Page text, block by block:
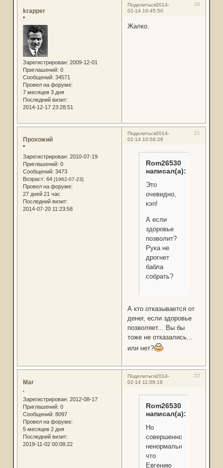
Поделиться 20
2014-
02-14 10:45:50
krapper
*
Зарегистрирован: 2009-12-01
Приглашений: 0
Сообщений: 34571
Провел на форуме:
7 месяцев 3 дня
Последний визит:
2014-12-17 23:28:51
Жалко.
Поделиться 21
2014-
02-14 10:56:28
Прохожий
*
Зарегистрирован: 2010-07-19
Приглашений: 0
Сообщений: 3473
Возраст: 64 [1962-07-23]
Провел на форуме:
27 дней 21 час
Последний визит:
2014-07-20 11:23:58
Rom26530
написал(а):
Это
очевидно,
кэп!
А если
здоровье
позволит?
Рука не
дрогнет
бабла
собрать?
А кто отказывается от
денег, если здоровье
позволяет... Вы бы
тоже не отказались...
или нет?
Поделиться 22
2014-
02-14 11:08:19
Mar
.
Зарегистрирован: 2012-08-17
Приглашений: 0
Сообщений: 8097
Провел на форуме:
5 месяцев 2 дня
Последний визит:
2019-11-02 00:08:22
Rom26530
написал(а):
Но
совершенно
ненормально,
что
Евгению